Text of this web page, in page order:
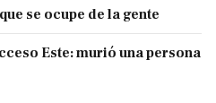
se ocupe de la gente
Este: murió una persona